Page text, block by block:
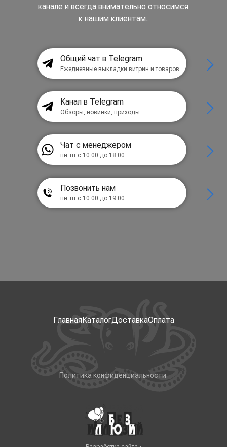
канале и всегда внимательно относимся
к нашим клиентам.
Общий чат в Telegram
Ежедневные выкладки витрин и товаров
Канал в Telegram
Обзоры, новинки, приходы
Чат с менеджером
пн-пт с 10:00 до 18:00
Позвонить нам
пн-пт с 10:00 до 19:00
ГлавнаяКаталогДоставкаОплата
Политика конфиденциальности